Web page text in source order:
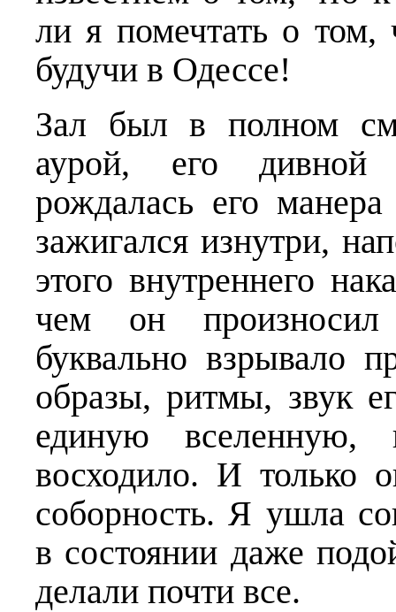
ли я помечтать о том,
будучи в Одессе!
Зал был в полном
аурой, его дивной
рождалась его
зажигался изнутри,
этого внутреннего
чем он
буквально взрывало
образы, ритмы, звук
единую вселенную,
восходило. И только
соборность. Я ушла
в состоянии даже
делали почти все.